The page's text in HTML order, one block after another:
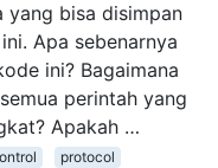
yang bisa disimpan
Apa sebenarnya
ini? Bagaimana
perintah yang
Apakah …
protocol